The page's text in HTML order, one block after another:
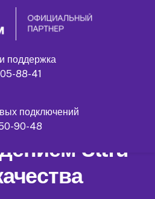
поддержка
88-41
подключений
90-48
дом 10 корпус 3
интернет
Ultra